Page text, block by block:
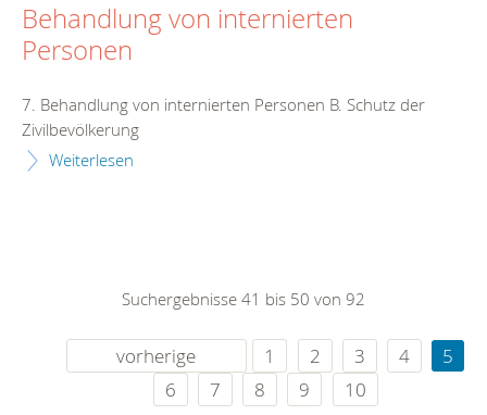
Behandlung von internierten
Personen
7. Behandlung von internierten Personen B. Schutz der
Zivilbevölkerung
Weiterlesen
Suchergebnisse 41 bis 50 von 92
vorherige 1 2 3 4
5
6
7 8 9
10